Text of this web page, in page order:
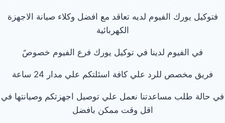
فتوكيل يورك الفيوم لديه تعاقد مع افضل وكلاء صيانة الاجهزة
الكهربائية
في الفيوم لدينا في توكيل يورك فرع الفيوم خصوصً
فريق مخصص للرد علي كافة اسئلتكم علي مدار 24 ساعة
في حالة طلب مساعدتنا نعمل علي توصيل اجهزتكم وصيانتها في
اقل وقت ممكن بافضل